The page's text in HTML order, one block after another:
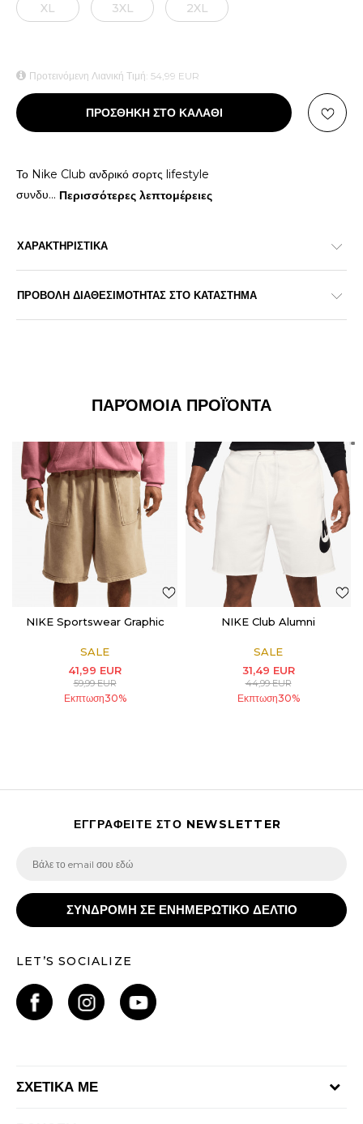
XL 3XL 2XL
Προτεινόμενη Λιανική Τιμή: 54,99 EUR
ΠΡΟΣΘΗΚΗ ΣΤΟ ΚΑΛΑΘΙ
Το Nike Club ανδρικό σορτς lifestyle
συνδυ... Περισσότερες λεπτομέρειες
ΧΑΡΑΚΤΗΡΙΣΤΙΚΑ
ΠΡΟΒΟΛΗ ΔΙΑΘΕΣΙΜΟΤΗΤΑΣ ΣΤΟ ΚΑΤΑΣΤΗΜΑ
ΠΑΡΌΜΟΙΑ ΠΡΟΪΌΝΤΑ
NIKE Sportswear Graphic
SALE
41,99 EUR
59,99EUR
Εκπτωση30%
NIKE Club Alumni
SALE
31,49 EUR
44,99EUR
Εκπτωση30%
ΕΓΓΡΑΦΕΙΤΕ ΣΤΟ NEWSLETTER
ΣΥΝΔΡΟΜΗ ΣΕ ΕΝΗΜΕΡΩΤΙΚΟ ΔΕΛΤΙΟ
LET’S SOCIALIZE
ΣΧΕΤΙΚΑ ΜΕ